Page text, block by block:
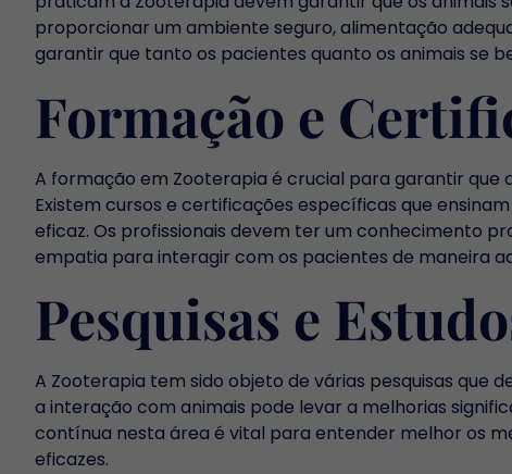
proporcionar um ambiente seguro, alimentação
garantir que tanto os pacientes quanto os animais se
Formação e
A formação em Zooterapia é crucial para garantir
Existem cursos e certificações específicas que
eficaz. Os profissionais devem ter um conhecimento
empatia para interagir com os pacientes de maneira
Pesquisas e
A Zooterapia tem sido objeto de várias pesquisas que
a interação com animais pode levar a melhorias
contínua nesta área é vital para entender melhor os
eficazes.